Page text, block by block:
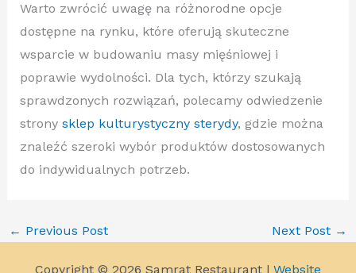
Warto zwrócić uwagę na różnorodne opcje
dostępne na rynku, które oferują skuteczne
wsparcie w budowaniu masy mięśniowej i
poprawie wydolności. Dla tych, którzy szukają
sprawdzonych rozwiązań, polecamy odwiedzenie
strony sklep kulturystyczny sterydy, gdzie można
znaleźć szeroki wybór produktów dostosowanych
do indywidualnych potrzeb.
← Previous Post Next Post →
Copyright © 2026 Samrat Restaurant | Website